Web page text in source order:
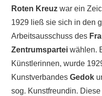
Roten Kreuzwar ein
1929 ließ sie sich in den
Arbeitsausschuss des
Zentrumsparteiwählen.
Künstlerinnen, wurde
Kunstverbandes Gedok
sog. Kunstfreundin.